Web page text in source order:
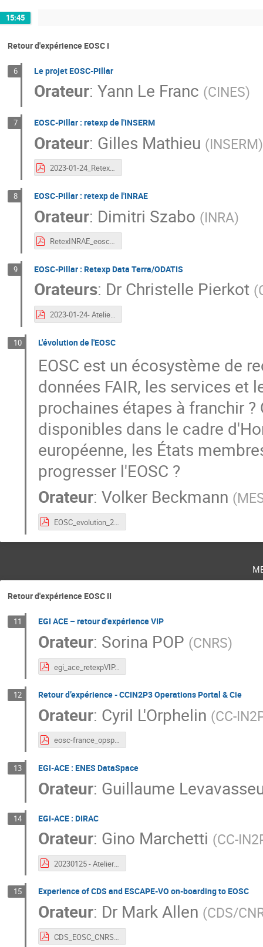
15:45
Retour d'expérience EOSC I
6 Le projet EOSC-Pillar
Orateur: Yann Le Franc (CINES)
7 EOSC-Pillar : retexp de l'INSERM
Orateur: Gilles Mathieu (INSERM)
2023-01-24_RetexpInserm_EOSC-Pillar.pdf
8 EOSC-Pillar : retexp de l'INRAE
Orateur: Dimitri Szabo (INRA)
RetexINRAE_eosc240123.pdf
9 EOSC-Pillar : Retexp Data Terra/ODATIS
Orateurs: Dr Christelle Pierkot (
2023-01-24- Atelier EOSC-France - Bilan EOSC Pillar.pdf
10 L'évolution de l'EOSC
EOSC est un écosystème de
données FAIR, les services et
prochaines étapes à franchir
disponibles dans le cadre
européenne, les États
progresser l'EOSC ?
Orateur: Volker Beckmann (
EOSC_evolution_20230124.pdf
Retour d'expérience EOSC II
11 EGI ACE – retour d'expérience VIP
Orateur: Sorina POP (CNRS)
egi_ace_retexpVIP.pdf
12 Retour d’expérience - CCIN2P3 Operations Portal & Cie
Orateur: Cyril L'Orphelin (CC-
eosc-france_opsportal.pdf
13 EGI-ACE : ENES DataSpace
Orateur: Guillaume
14 EGI-ACE : DIRAC
Orateur: Gino Marchetti (CC-
20230125 - Atelier EOSC-France - DIRAC.pdf
15 Experience of CDS and ESCAPE-VO on-boarding to EOSC
Orateur: Dr Mark Allen (CDS/
CDS_EOSC_CNRS_Jan2023.pdf